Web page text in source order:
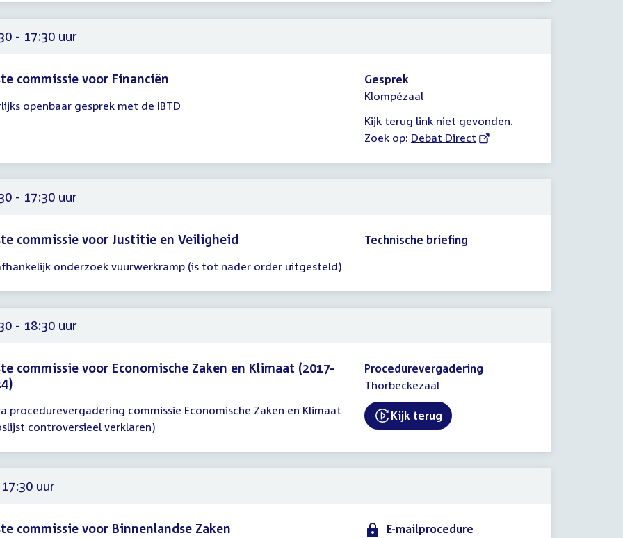
- 17:30 uur
commissie voor Financiën
openbaar gesprek met de IBTD
Gesprek
Klompézaal
Kijk terug link niet gevonden.
Zoek op: External
Debat Direct
- 17:30 uur
commissie voor Justitie en Veiligheid
onderzoek vuurwerkramp (is tot nader order uitgesteld)
Technische briefing
- 18:30 uur
commissie voor Economische Zaken en Klimaat (2017-
procedurevergadering commissie Economische Zaken en Klimaat
controversieel verklaren)
Procedurevergadering
Thorbeckezaal
External link:
Kijk terug
uur
commissie voor Binnenlandse Zaken
E-mailprocedure